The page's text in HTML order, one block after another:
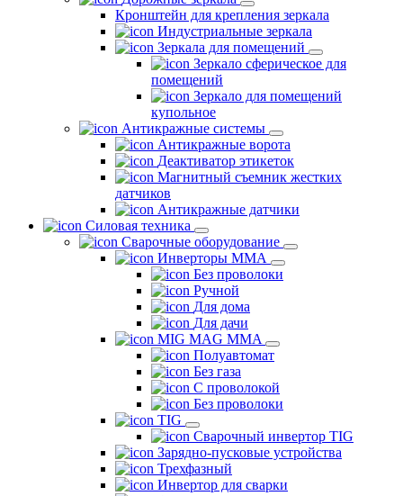
Кронштейн для крепления зеркала
Индустриальные зеркала
Зеркала для помещений
Зеркало сферическое для
помещений
Зеркало для помещений
купольное
Антикражные системы
Антикражные ворота
Деактиватор этикеток
Магнитный съемник жестких
датчиков
Антикражные датчики
Силовая техника
Сварочные оборудование
Инверторы ММА
Без проволоки
Ручной
Для дома
Для дачи
MIG MAG MMA
Полуавтомат
Без газа
С проволокой
Без проволоки
TIG
Сварочный инвертор TIG
Зарядно-пусковые устройства
Трехфазный
Инвертор для сварки